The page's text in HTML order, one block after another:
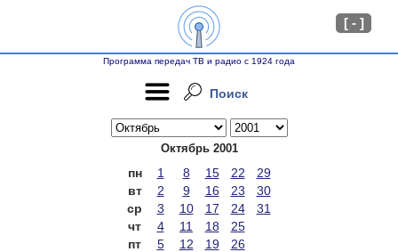
Программа передач ТВ и радио с 1924 года
Поиск
Октябрь 2001
пн 1 8 15 22
29
вт
2 9 16 23
30
ср
3 10 17 24
31
чт
4 11 18
25
пт
5 12 19
26
[ - ]